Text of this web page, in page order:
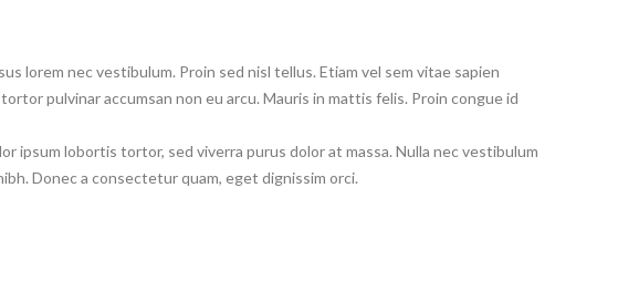
lorem nec vestibulum. Proin sed nisl tellus. Etiam vel sem vitae sapien
pulvinar accumsan non eu arcu. Mauris in mattis felis. Proin congue id
ipsum lobortis tortor, sed viverra purus dolor at massa. Nulla nec vestibulum
Donec a consectetur quam, eget dignissim orci.